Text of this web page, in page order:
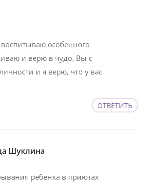
особенного
и верю в чудо. Вы с
и я верю, что у вас
ОТВЕТИТЬ
Шуклина
ребенка в приютах